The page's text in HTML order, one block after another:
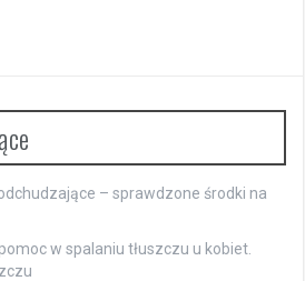
– sprawdzone środki na
w spalaniu tłuszczu u kobiet.